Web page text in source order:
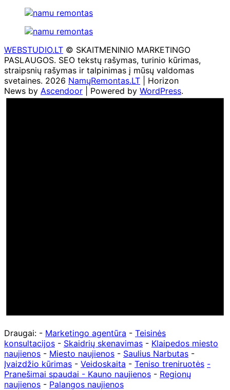
WEBSTUDIO.LT © SKAITMENINIO MARKETINGO
PASLAUGOS. SEO tekstų rašymas, turinio kūrimas,
straipsnių rašymas ir talpinimas į mūsų valdomas
svetaines. 2026 NamųRemontas.LT | Horizon
News by Ascendoor | Powered by WordPress.
Draugai: - Marketingo agentūra - Teisinės
konsultacijos - Skaidrių skenavimas - Klaipedos miesto
naujienos - Miesto naujienos - Saulius Narbutas -
Įvaizdžio kūrimas - Veidoskaita - Teniso treniruotės -
Pranešimai spaudai - Kauno naujienos - Regionų
naujienos - Palangos naujienos